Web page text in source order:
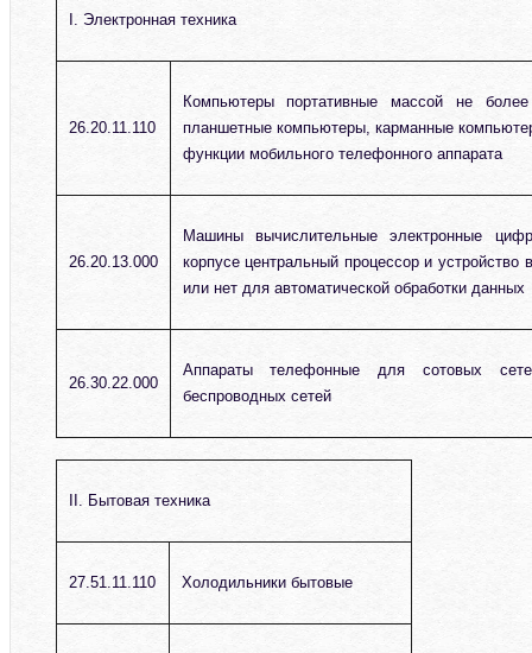
I. Электронная техника
26.20.11.110
Компьютеры портативные массой не
планшетные компьютеры, карманные
функции мобильного телефонного аппарата
26.20.13.000
Машины вычислительные электронные
корпусе центральный процессор и
или нет для автоматической обработки данных
26.30.22.000
Аппараты телефонные для сотовых
беспроводных сетей
II. Бытовая техника
27.51.11.110 Холодильники бытовые